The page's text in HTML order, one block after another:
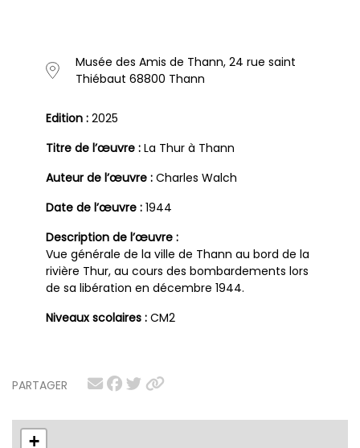
PARTAGER
+
Musée des Amis de Thann, 24 rue saint
Thiébaut 68800 Thann
Edition : 2025
Titre de l’œuvre : La Thur à Thann
Auteur de l’œuvre : Charles Walch
Date de l’œuvre : 1944
Description de l’œuvre :
Vue générale de la ville de Thann au bord de la
rivière Thur, au cours des bombardements lors
de sa libération en décembre 1944.
Niveaux scolaires : CM2